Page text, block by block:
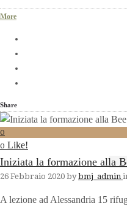
More
Share
0
0 Like!
Iniziata la formazione alla
26 Febbraio 2020 by bmj_admin
A lezione ad Alessandria 15